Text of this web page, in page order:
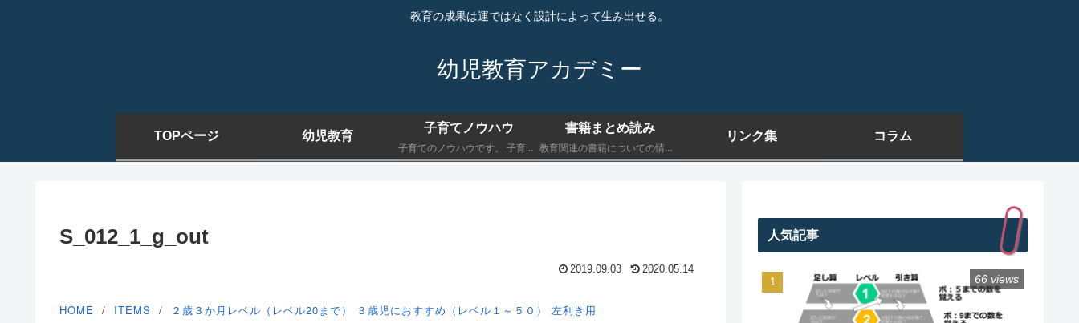
教育の成果は運ではなく設計によって生み出せる。
幼児教育アカデミー
TOPページ 幼児教育
子育てノウハウ
子育てのノウハウです。 子育てにおいて最低限知っておくべきことを書きます。
書籍まとめ読み
教育関連の書籍についての情報です。 子育てにおいて最低限知っておくべきことを書きます。
リンク集 コラム
S_012_1_g_out
2019.09.03 2020.05.14
HOME ITEMS ２歳３か月レベル（レベル20まで） ３歳児におすすめ（レベル１～５０） 左利き用
人気記事
66 views